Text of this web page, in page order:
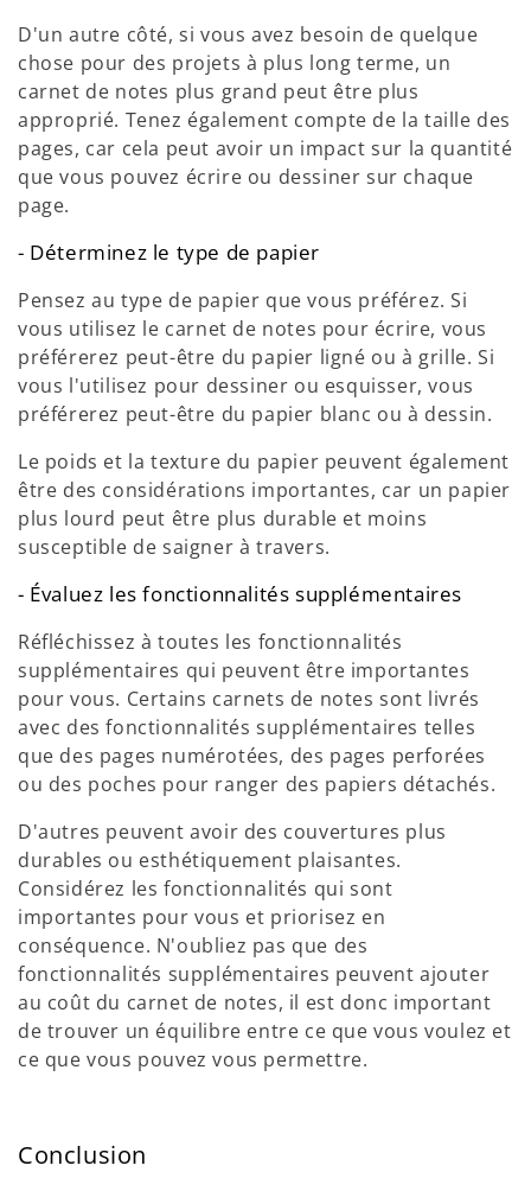
D'un autre côté, si vous avez besoin de quelque
chose pour des projets à plus long terme, un
carnet de notes plus grand peut être plus
approprié. Tenez également compte de la taille des
pages, car cela peut avoir un impact sur la quantité
que vous pouvez écrire ou dessiner sur chaque
page.
- Déterminez le type de papier
Pensez au type de papier que vous préférez. Si
vous utilisez le carnet de notes pour écrire, vous
préférerez peut-être du papier ligné ou à grille. Si
vous l'utilisez pour dessiner ou esquisser, vous
préférerez peut-être du papier blanc ou à dessin.
Le poids et la texture du papier peuvent également
être des considérations importantes, car un papier
plus lourd peut être plus durable et moins
susceptible de saigner à travers.
- Évaluez les fonctionnalités supplémentaires
Réfléchissez à toutes les fonctionnalités
supplémentaires qui peuvent être importantes
pour vous. Certains carnets de notes sont livrés
avec des fonctionnalités supplémentaires telles
que des pages numérotées, des pages perforées
ou des poches pour ranger des papiers détachés.
D'autres peuvent avoir des couvertures plus
durables ou esthétiquement plaisantes.
Considérez les fonctionnalités qui sont
importantes pour vous et priorisez en
conséquence. N'oubliez pas que des
fonctionnalités supplémentaires peuvent ajouter
au coût du carnet de notes, il est donc important
de trouver un équilibre entre ce que vous voulez et
ce que vous pouvez vous permettre.
Conclusion